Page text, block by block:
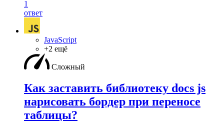
1
ответ
JavaScript
+2 ещё
Сложный
Как заставить библиотеку docs js
нарисовать бордер при переносе
таблицы?